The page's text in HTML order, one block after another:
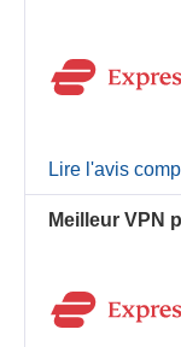
Lire l'avis
Meilleur VPN